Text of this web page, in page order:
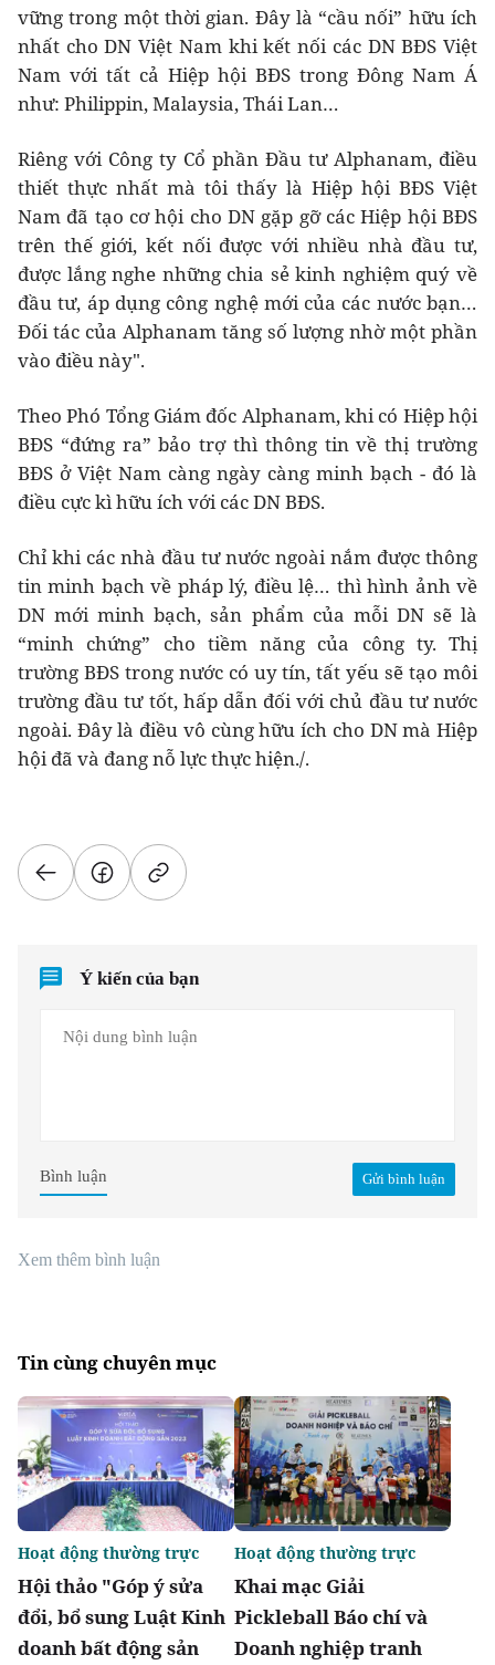
vững trong một thời gian. Đây là “cầu nối” hữu ích
nhất cho DN Việt Nam khi kết nối các DN BĐS Việt
Nam với tất cả Hiệp hội BĐS trong Đông Nam Á
như: Philippin, Malaysia, Thái Lan…
Riêng với Công ty Cổ phần Đầu tư Alphanam, điều
thiết thực nhất mà tôi thấy là Hiệp hội BĐS Việt
Nam đã tạo cơ hội cho DN gặp gỡ các Hiệp hội BĐS
trên thế giới, kết nối được với nhiều nhà đầu tư,
được lắng nghe những chia sẻ kinh nghiệm quý về
đầu tư, áp dụng công nghệ mới của các nước bạn…
Đối tác của Alphanam tăng số lượng nhờ một phần
vào điều này".
Theo Phó Tổng Giám đốc Alphanam, khi có Hiệp hội
BĐS “đứng ra” bảo trợ thì thông tin về thị trường
BĐS ở Việt Nam càng ngày càng minh bạch - đó là
điều cực kì hữu ích với các DN BĐS.
Chỉ khi các nhà đầu tư nước ngoài nắm được thông
tin minh bạch về pháp lý, điều lệ… thì hình ảnh về
DN mới minh bạch, sản phẩm của mỗi DN sẽ là
“minh chứng” cho tiềm năng của công ty. Thị
trường BĐS trong nước có uy tín, tất yếu sẽ tạo môi
trường đầu tư tốt, hấp dẫn đối với chủ đầu tư nước
ngoài. Đây là điều vô cùng hữu ích cho DN mà Hiệp
hội đã và đang nỗ lực thực hiện./.
Ý kiến của bạn
Gửi bình luận
Bình luận
Xem thêm bình luận
Tin cùng chuyên mục
Hội thảo "Góp ý sửa
đổi, bổ sung Luật Kinh
doanh bất động sản
Hoạt động thường trực
Khai mạc Giải
Pickleball Báo chí và
Doanh nghiệp tranh
Hoạt động thường trực